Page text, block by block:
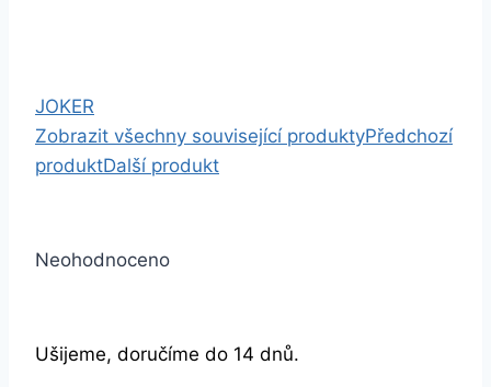
JOKER
Zobrazit všechny související produktyPředchozí
produktDalší produkt
Neohodnoceno
Ušijeme, doručíme do 14 dnů.